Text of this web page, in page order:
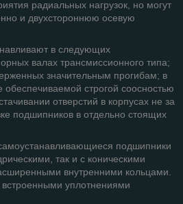
радиаль­ных нагрузок, но могут
и двухстороннюю осевую
в следующих
валах трансмиссионного типа;
значительным прогибам; в
обеспечиваемой строгой соосностью
отверстий в корпусах не за
подшипников в отдельно стоящих
подшипники
так и с коническими
внутренними кольцами.
уплотнениями